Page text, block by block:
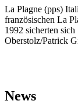
La Plagne (pps)
französischen La
1992 sicherten
Oberstolz/Patrick
News